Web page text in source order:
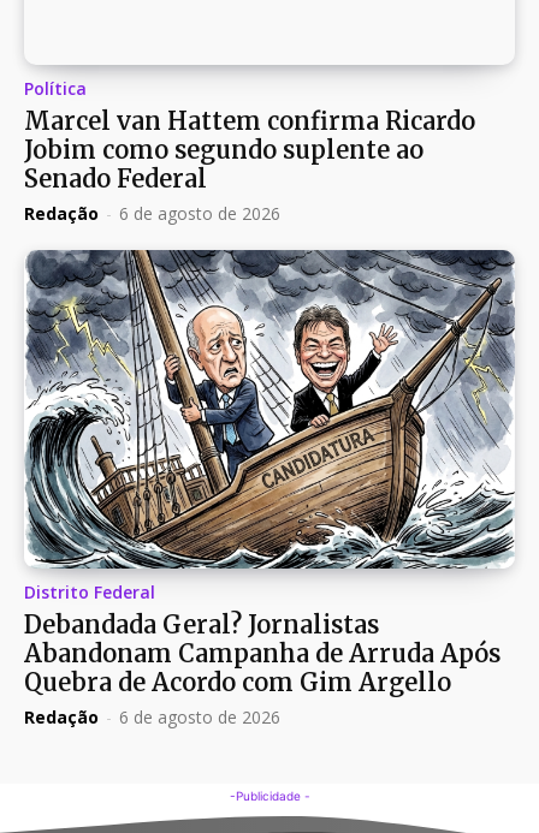
Política
Marcel van Hattem confirma Ricardo
Jobim como segundo suplente ao
Senado Federal
Redação - 6 de agosto de 2026
Distrito Federal
Debandada Geral? Jornalistas
Abandonam Campanha de Arruda Após
Quebra de Acordo com Gim Argello
Redação - 6 de agosto de 2026
-Publicidade -